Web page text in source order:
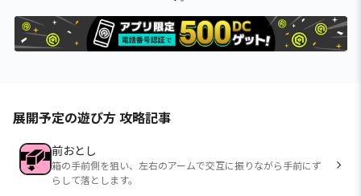
展開予定の遊び方 攻略記事
前おとし
箱の手前側を狙い、左右のアームで交互に振りながら手前にず
らして落とします。